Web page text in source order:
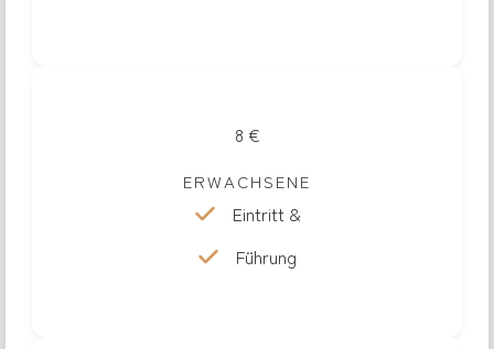
8 €
ERWACHSENE
Eintritt &
Führung